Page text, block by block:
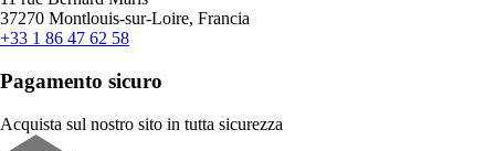
37270 Montlouis-sur-Loire, Francia
+33 1 86 47 62 58
Pagamento sicuro
Acquista sul nostro sito in tutta sicurezza